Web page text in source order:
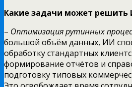
Какие задачи может решить
– Оптимизация рутинных
большой объём данных, ИИ
обработку стандартных
формирование отчётов и
подготовку типовых